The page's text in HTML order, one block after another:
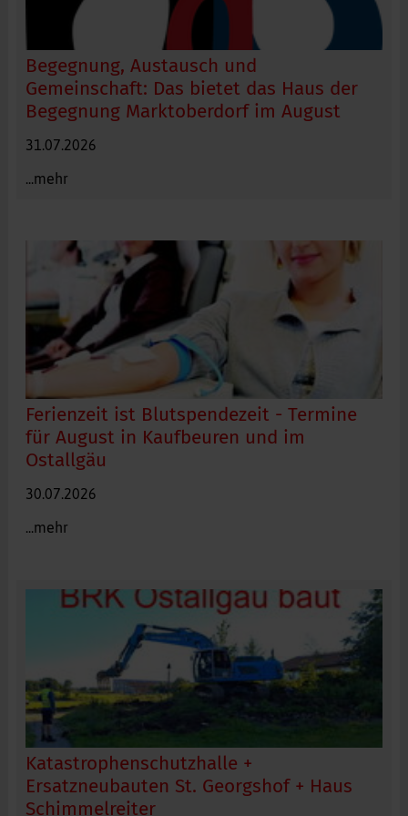
Begegnung, Austausch und
Gemeinschaft: Das bietet das Haus der
Begegnung Marktoberdorf im August
31.07.2026
...mehr
Ferienzeit ist Blutspendezeit - Termine
für August in Kaufbeuren und im
Ostallgäu
30.07.2026
...mehr
Katastrophenschutzhalle +
Ersatzneubauten St. Georgshof + Haus
Schimmelreiter